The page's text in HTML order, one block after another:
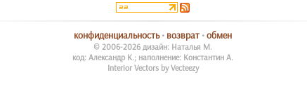
конфиденциальность• возврат •обмен
© 2006-2026 дизайн: Наталья М.
код: Александр К.; наполнение: Константин А.
Interior Vectors by Vecteezy